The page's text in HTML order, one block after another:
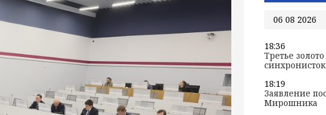
06 08 2026
18:36
Третье
синхронисток
18:19
Заявление
Мирошника